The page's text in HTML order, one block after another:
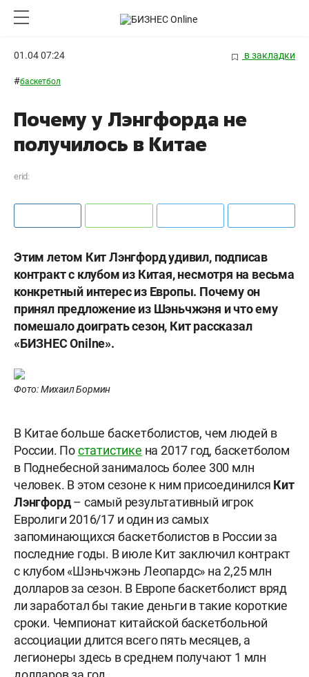
01.04 07:24 в закладки
#баскетбол
Почему у Лэнгфорда не
получилось в Китае
erid:
Этим летом Кит Лэнгфорд удивил, подписав
контракт с клубом из Китая, несмотря на весьма
конкретный интерес из Европы. Почему он
принял предложение из Шэньчжэня и что ему
помешало доиграть сезон, Кит рассказал
«БИЗНЕС Onilne».
Фото: Михаил Бормин
В Китае больше баскетболистов, чем людей в
России. Постатистике на 2017 год, баскетболом
в Поднебесной занималось более 300 млн
человек. В этом сезоне к ним присоединился Кит
Лэнгфорд– самый результативный игрок
Евролиги 2016/17 и один из самых
запоминающихся баскетболистов в России за
последние годы. В июле Кит заключил контракт
с клубом «Шэньчжэнь Леопардс» на 2,25 млн
долларов за сезон. В Европе баскетболист вряд
ли заработал бы такие деньги в такие короткие
сроки. Чемпионат китайской баскетбольной
ассоциации длится всего пять месяцев, а
легионеры здесь в среднем получают 1 млн